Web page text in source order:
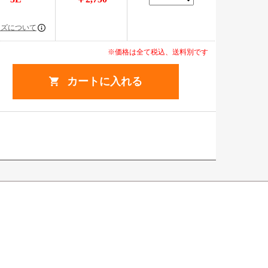
について
※価格は全て税込、送料別です
カートに入れる